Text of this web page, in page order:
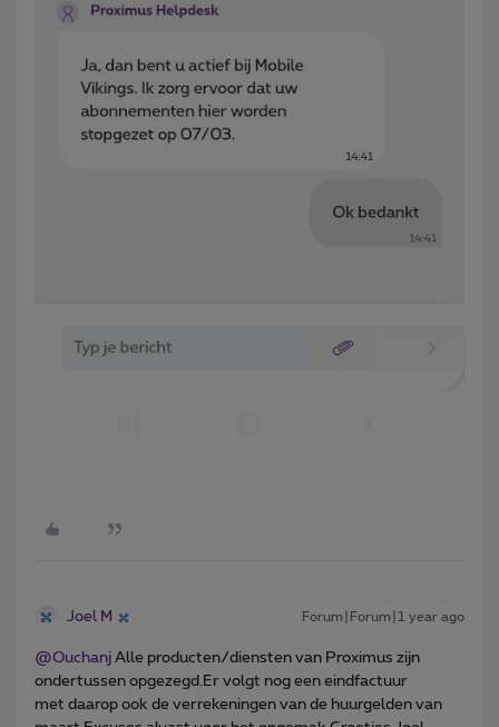
Joel M Forum|Forum|1 year ago
@Ouchanj Alle producten/diensten van Proximus zijn
ondertussen opgezegd.Er volgt nog een eindfactuur
met daarop ook de verrekeningen van de huurgelden van